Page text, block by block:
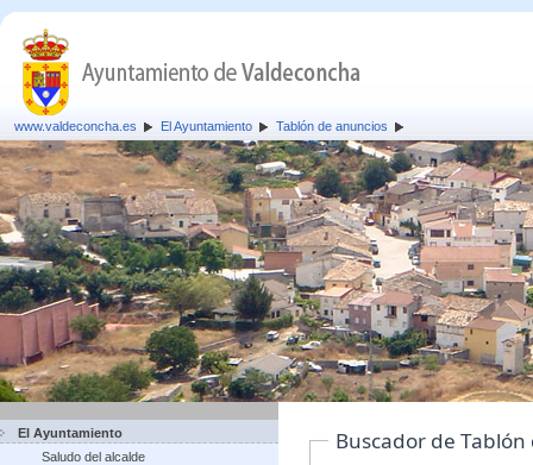
www.valdeconcha.es El Ayuntamiento Tablón de anuncios
El Ayuntamiento
Saludo del alcalde
Buscador de